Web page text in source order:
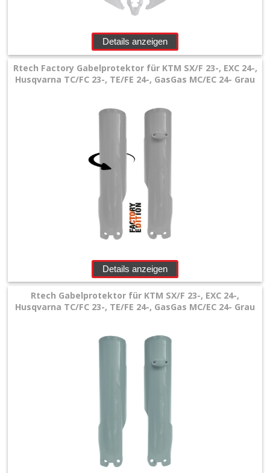
Details anzeigen
Rtech Factory Gabelprotektor für KTM SX/F 23-, EXC 24-,
Husqvarna TC/FC 23-, TE/FE 24-, GasGas MC/EC 24- Grau
Details anzeigen
Rtech Gabelprotektor für KTM SX/F 23-, EXC 24-,
Husqvarna TC/FC 23-, TE/FE 24-, GasGas MC/EC 24- Grau